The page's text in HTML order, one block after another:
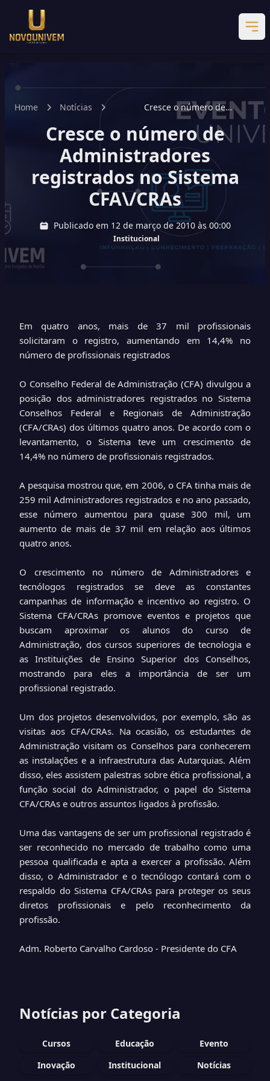
Home Notícias
Cresce o número de
Administradores registrados no
Sistema CFA\/CRAs
Cresce o número de
Administradores
registrados no Sistema
CFA\/CRAs
Publicado em 12 de março de 2010 às 00:00
Institucional
Em quatro anos, mais de 37 mil profissionais
solicitaram o registro, aumentando em 14,4% no
número de profissionais registrados
O Conselho Federal de Administração (CFA) divulgou a
posição dos administradores registrados no Sistema
Conselhos Federal e Regionais de Administração
(CFA/CRAs) dos últimos quatro anos. De acordo com o
levantamento, o Sistema teve um crescimento de
14,4% no número de profissionais registrados.
A pesquisa mostrou que, em 2006, o CFA tinha mais de
259 mil Administradores registrados e no ano passado,
esse número aumentou para quase 300 mil, um
aumento de mais de 37 mil em relação aos últimos
quatro anos.
O crescimento no número de Administradores e
tecnólogos registrados se deve as constantes
campanhas de informação e incentivo ao registro. O
Sistema CFA/CRAs promove eventos e projetos que
buscam aproximar os alunos do curso de
Administração, dos cursos superiores de tecnologia e
as Instituições de Ensino Superior dos Conselhos,
mostrando para eles a importância de ser um
profissional registrado.
Um dos projetos desenvolvidos, por exemplo, são as
visitas aos CFA/CRAs. Na ocasião, os estudantes de
Administração visitam os Conselhos para conhecerem
as instalações e a infraestrutura das Autarquias. Além
disso, eles assistem palestras sobre ética profissional, a
função social do Administrador, o papel do Sistema
CFA/CRAs e outros assuntos ligados à profissão.
Uma das vantagens de ser um profissional registrado é
ser reconhecido no mercado de trabalho como uma
pessoa qualificada e apta a exercer a profissão. Além
disso, o Administrador e o tecnólogo contará com o
respaldo do Sistema CFA/CRAs para proteger os seus
diretos profissionais e pelo reconhecimento da
profissão.
Adm. Roberto Carvalho Cardoso - Presidente do CFA
Notícias por Categoria
Cursos Educação
Evento
Inovação
Institucional Notícias